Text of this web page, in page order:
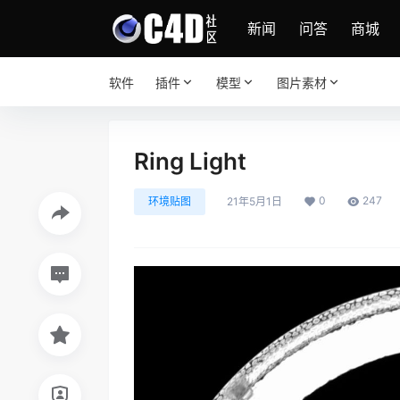
新闻 问答 商城
软件 插件 模型 图片素材
Ring Light
环境贴图 21年5月1日 0 247